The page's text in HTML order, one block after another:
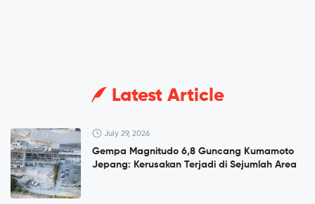
Latest Article
July 29, 2026
Gempa Magnitudo 6,8 Guncang Kumamoto
Jepang: Kerusakan Terjadi di Sejumlah Area